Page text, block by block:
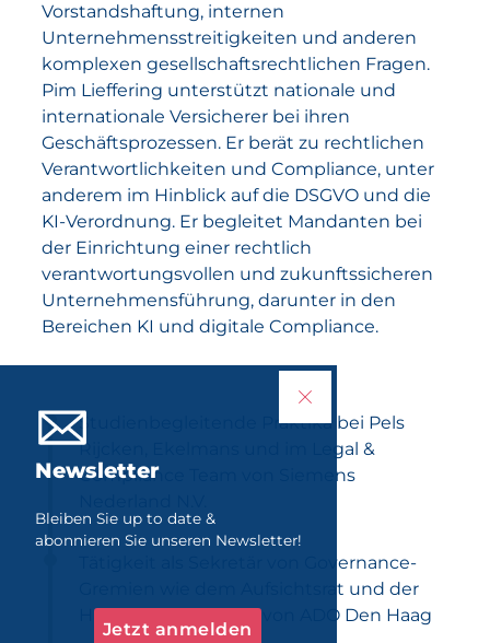
Newsletter
Bleiben Sie up to date &
abonnieren Sie unseren Newsletter!
Jetzt anmelden
Vorstandshaftung, internen
Unternehmensstreitigkeiten und anderen
komplexen gesellschaftsrechtlichen Fragen.
Pim Lieffering unterstützt nationale und
internationale Versicherer bei ihren
Geschäftsprozessen. Er berät zu rechtlichen
Verantwortlichkeiten und Compliance, unter
anderem im Hinblick auf die DSGVO und die
KI-Verordnung. Er begleitet Mandanten bei
der Einrichtung einer rechtlich
verantwortungsvollen und zukunftssicheren
Unternehmensführung, darunter in den
Bereichen KI und digitale Compliance.
Studienbegleitende Praktika bei Pels
Rijcken, Ekelmans und im Legal &
Compliance Team von Siemens
Tätigkeit als Sekretär von Governance-
Gremien wie dem Aufsichtsrat und der
Hauptversammlung von ADO Den Haag